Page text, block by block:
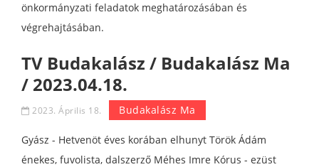
önkormányzati feladatok meghatározásában és
végrehajtásában.
TV Budakalász / Budakalász Ma
/ 2023.04.18.
2023. Április 18. Budakalász Ma
Gyász - Hetvenöt éves korában elhunyt Török Ádám
énekes, fuvolista, dalszerző Méhes Imre Kórus - ezüst